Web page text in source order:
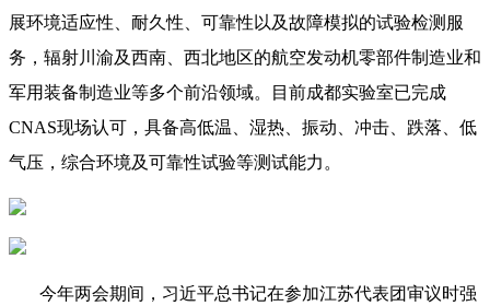
展环境适应性、耐久性、可靠性以及故障模拟的试验检测服
务，辐射川渝及西南、西北地区的航空发动机零部件制造业和
军用装备制造业等多个前沿领域。目前成都实验室已完成
CNAS现场认可，具备高低温、湿热、振动、冲击、跌落、低
气压，综合环境及可靠性试验等测试能力。
今年两会期间，习近平总书记在参加江苏代表团审议时强